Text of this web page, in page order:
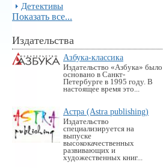
Детективы
Показать все...
Издательства
Азбука-классика
Издательство «Азбука» было
основано в Санкт-
Петербурге в 1995 году. В
настоящее время это...
Астра (Astra publishing)
Издательство
специализируется на
выпуске
высококачественных
развивающих и
художественных книг...